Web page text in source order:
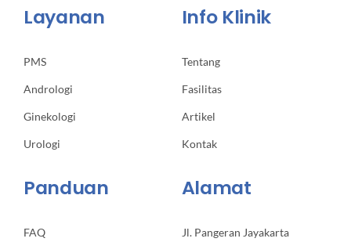
Layanan
PMS
Andrologi
Ginekologi
Urologi
Info Klinik
Tentang
Fasilitas
Artikel
Kontak
Panduan
FAQ
Alamat
Jl. Pangeran Jayakarta